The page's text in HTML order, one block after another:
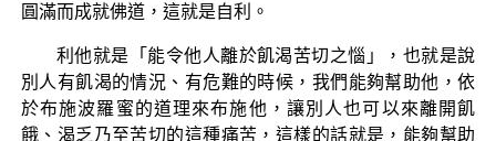
圓滿而成就佛道，這就是自利。
利他就是「能令他人離於飢渴苦切之惱」，也就是說
別人有飢渴的情況、有危難的時候，我們能夠幫助他，依
於布施波羅蜜的道理來布施他，讓別人也可以來離開飢
餓、渴乏乃至苦切的這種痛苦，這樣的話就是，能夠幫助